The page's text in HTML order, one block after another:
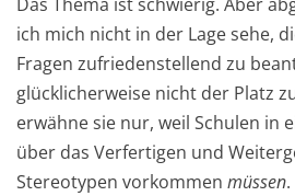
ich mich nicht in der Lage sehe,
Fragen zufriedenstellend zu
glücklicherweise nicht der Platz
erwähne sie nur, weil Schulen in
über das Verfertigen und
Stereotypen vorkommen müssen